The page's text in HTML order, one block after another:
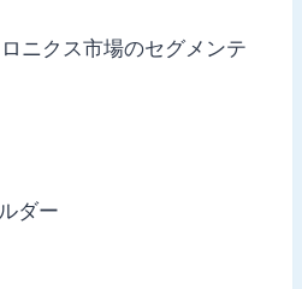
ニクス市場のセグメンテ
ダー